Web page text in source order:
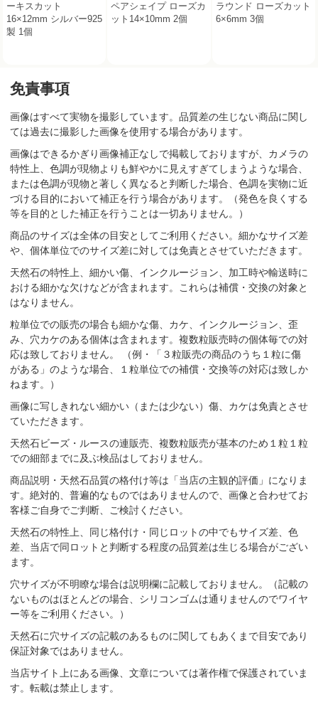
ーキスカット
16×12mm シルバー925
製 1個
ペアシェイプ ローズカ
ット14×10mm 2個
ラウンド ローズカット
6×6mm 3個
免責事項
画像はすべて実物を撮影しています。品質差の生じない商品に関し
ては過去に撮影した画像を使用する場合があります。
画像はできるかぎり画像補正なしで掲載しておりますが、カメラの
特性上、色調が現物よりも鮮やかに見えすぎてしまうような場合、
または色調が現物と著しく異なると判断した場合、色調を実物に近
づける目的において補正を行う場合があります。（発色を良くする
等を目的とした補正を行うことは一切ありません。）
商品のサイズは全体の目安としてご利用ください。細かなサイズ差
や、個体単位でのサイズ差に対しては免責とさせていただきます。
天然石の特性上、細かい傷、インクルージョン、加工時や輸送時に
おける細かな欠けなどが含まれます。これらは補償・交換の対象と
はなりません。
粒単位での販売の場合も細かな傷、カケ、インクルージョン、歪
み、穴カケのある個体は含まれます。複数粒販売時の個体毎での対
応は致しておりません。 （例・「３粒販売の商品のうち１粒に傷
がある」のような場合、１粒単位での補償・交換等の対応は致しか
ねます。）
画像に写しきれない細かい（または少ない）傷、カケは免責とさせ
ていただきます。
天然石ビーズ・ルースの連販売、複数粒販売が基本のため１粒１粒
での細部までに及ぶ検品はしておりません。
商品説明・天然石品質の格付け等は「当店の主観的評価」になりま
す。絶対的、普遍的なものではありませんので、画像と合わせてお
客様ご自身でご判断、ご検討ください。
天然石の特性上、同じ格付け・同じロットの中でもサイズ差、色
差、当店で同ロットと判断する程度の品質差は生じる場合がござい
ます。
穴サイズが不明瞭な場合は説明欄に記載しておりません。（記載の
ないものはほとんどの場合、シリコンゴムは通りませんのでワイヤ
ー等をご利用ください。）
天然石に穴サイズの記載のあるものに関してもあくまで目安であり
保証対象ではありません。
当店サイト上にある画像、文章については著作権で保護されていま
す。転載は禁止します。